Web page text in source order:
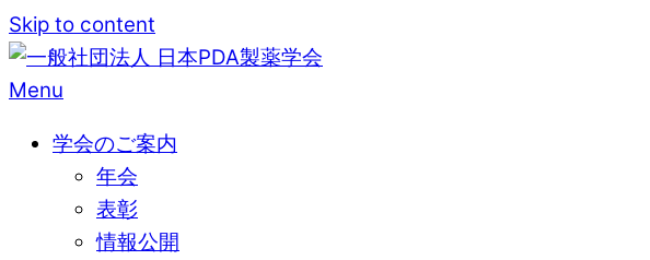
Skip to content
Menu
学会のご案内
年会
表彰
情報公開